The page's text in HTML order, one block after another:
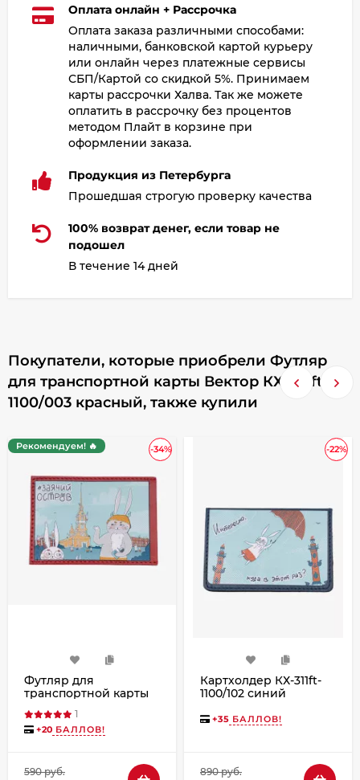
Оплата онлайн + Рассрочка
Оплата заказа различными способами:
наличными, банковской картой курьеру
или онлайн через платежные сервисы
СБП/Картой со скидкой 5%. Принимаем
карты рассрочки Халва. Так же можете
оплатить в рассрочку без процентов
методом Плайт в корзине при
оформлении заказа.
Продукция из Петербурга
Прошедшая строгую проверку качества
100% возврат денег, если товар не
подошел
В течение 14 дней
Покупатели, которые приобрели Футляр
для транспортной карты Вектор КХ-315ft-
1100/003 красный, также купили
-34%
Рекомендуем! 🔥
Футляр для
транспортной карты
красный 1
+20 БАЛЛОВ!
590 руб.
-22%
Картхолдер КХ-311ft-
1100/102 синий
+35 БАЛЛОВ!
890 руб.